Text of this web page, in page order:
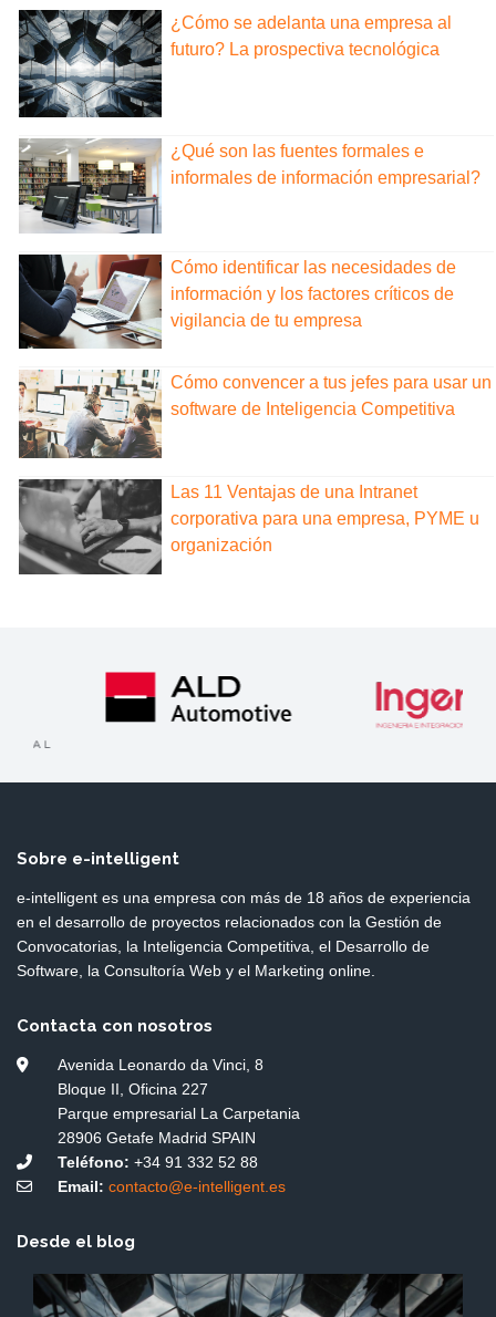
¿Cómo se adelanta una empresa al
futuro? La prospectiva tecnológica
¿Qué son las fuentes formales e
informales de información empresarial?
Cómo identificar las necesidades de
información y los factores críticos de
vigilancia de tu empresa
Cómo convencer a tus jefes para usar un
software de Inteligencia Competitiva
Las 11 Ventajas de una Intranet
corporativa para una empresa, PYME u
organización
Sobre e-intelligent
e-intelligent es una empresa con más de 18 años de experiencia
en el desarrollo de proyectos relacionados con la Gestión de
Convocatorias, la Inteligencia Competitiva, el Desarrollo de
Software, la Consultoría Web y el Marketing online.
Contacta con nosotros
Avenida Leonardo da Vinci, 8
Bloque II, Oficina 227
Parque empresarial La Carpetania
28906 Getafe Madrid SPAIN
Teléfono: +34 91 332 52 88
Email: contacto@e-intelligent.es
Desde el blog